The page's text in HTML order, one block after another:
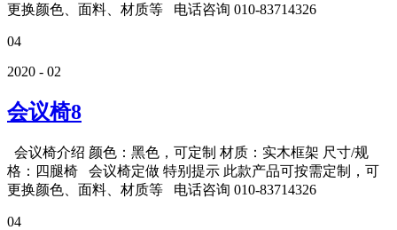
更换颜色、面料、材质等 电话咨询 010-83714326
04
2020 - 02
会议椅8
会议椅介绍 颜色：黑色，可定制 材质：实木框架 尺寸/规
格：四腿椅 会议椅定做 特别提示 此款产品可按需定制，可
更换颜色、面料、材质等 电话咨询 010-83714326
04